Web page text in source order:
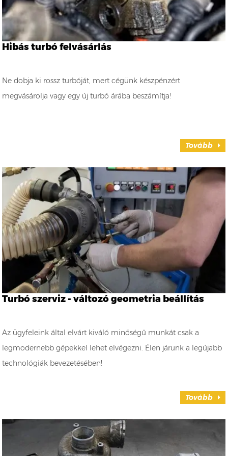
Hibás turbó felvásárlás
Ne dobja ki rossz turbóját, mert cégünk készpénzért
megvásárolja vagy egy új turbó árába beszámítja!
Tovább
Turbó szerviz - változó geometria beállítás
Az ügyfeleink által elvárt kiváló minőségű munkát csak a
legmodernebb gépekkel lehet elvégezni. Élen járunk a legújabb
technológiák bevezetésében!
Tovább